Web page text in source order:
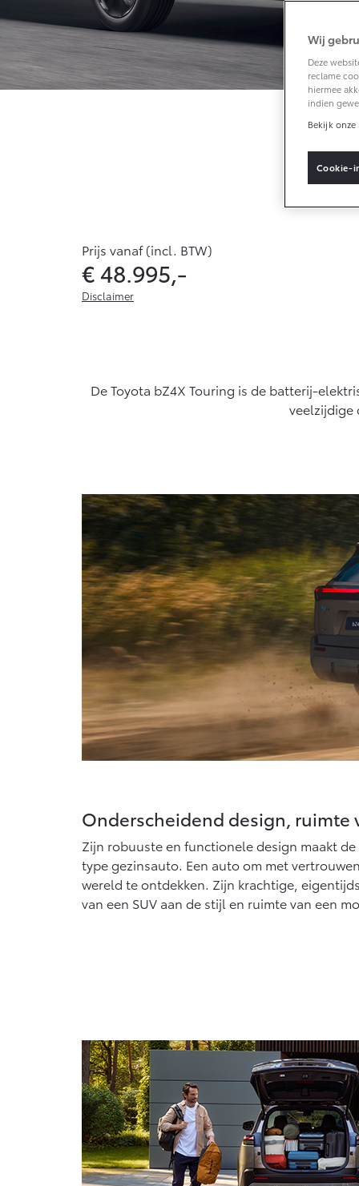
Vanaf € 33.495,-
Toyota C-HR+
BATTERIJ-ELEKTRISCH
WATERSTOF-
Proace Max (excl.
Vanaf € 46.301,-
Prijs vanaf (incl. BTW)
€ 48.995,-
Disclaimer
De Toyota bZ4X Touring is de batterij-
veelzijdige
Onderscheidend design, ruimte
Zijn robuuste en functionele design maakt
type gezinsauto. Een auto om met
wereld te ontdekken. Zijn krachtige,
van een SUV aan de stijl en ruimte van een
Wij
Deze
reclame
hiermee
indien
Bekijk onze
Cookie-